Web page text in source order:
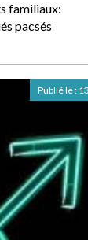
familiaux:
pacsés
Publié le :